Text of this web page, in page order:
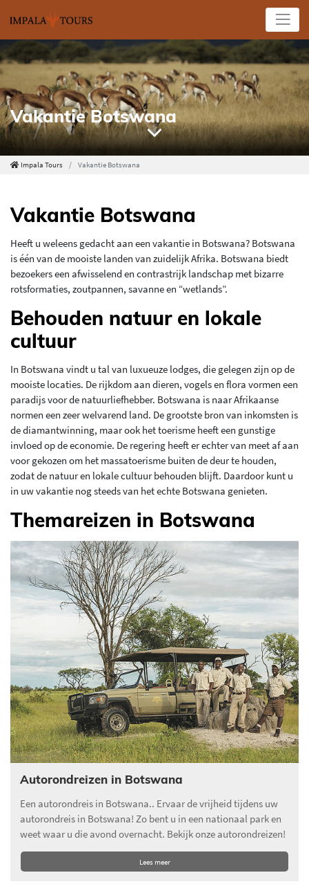
Impala Tours Vakantie Botswana
Vakantie Botswana
Heeft u weleens gedacht aan een vakantie in Botswana? Botswana
is één van de mooiste landen van zuidelijk Afrika. Botswana biedt
bezoekers een afwisselend en contrastrijk landschap met bizarre
rotsformaties, zoutpannen, savanne en “wetlands”.
Behouden natuur en lokale
cultuur
In Botswana vindt u tal van luxueuze lodges, die gelegen zijn op de
mooiste locaties. De rijkdom aan dieren, vogels en flora vormen een
paradijs voor de natuurliefhebber. Botswana is naar Afrikaanse
normen een zeer welvarend land. De grootste bron van inkomsten is
de diamantwinning, maar ook het toerisme heeft een gunstige
invloed op de economie. De regering heeft er echter van meet af aan
voor gekozen om het massatoerisme buiten de deur te houden,
zodat de natuur en lokale cultuur behouden blijft. Daardoor kunt u
in uw vakantie nog steeds van het echte Botswana genieten.
Themareizen in Botswana
Autorondreizen in Botswana
Een autorondreis in Botswana.. Ervaar de vrijheid tijdens uw
autorondreis in Botswana! Zo bent u in een nationaal park en
weet waar u die avond overnacht. Bekijk onze autorondreizen!
Lees meer